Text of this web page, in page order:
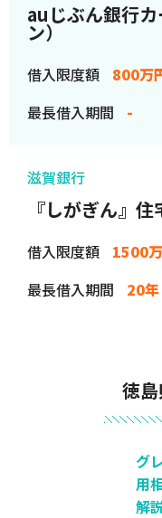
auじぶん銀行
ン）
借入限度額
800万
最長借入期間
-
滋賀銀行
『しがぎん』
借入限度額
1500
最長借入期間
20年
徳
グ
用
解